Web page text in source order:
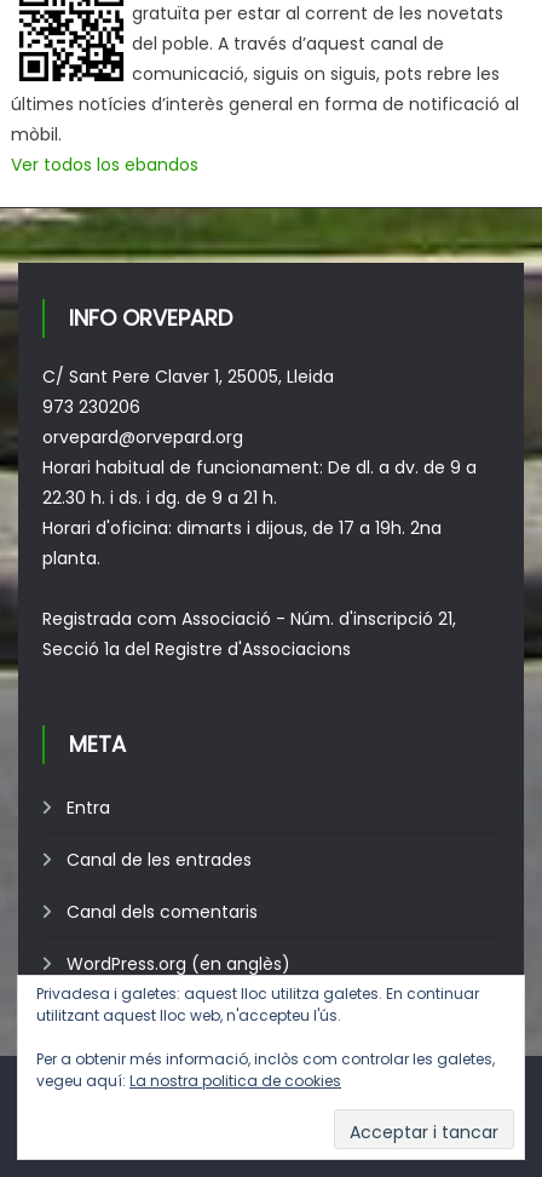
gratuïta per estar al corrent de les novetats
del poble. A través d’aquest canal de
comunicació, siguis on siguis, pots rebre les
últimes notícies d’interès general en forma de notificació al
mòbil.
Ver todos los ebandos
INFO ORVEPARD
C/ Sant Pere Claver 1, 25005, Lleida
973 230206
orvepard@orvepard.org
Horari habitual de funcionament: De dl. a dv. de 9 a
22.30 h. i ds. i dg. de 9 a 21 h.
Horari d'oficina: dimarts i dijous, de 17 a 19h. 2na
planta.
Registrada com Associació - Núm. d'inscripció 21,
Secció 1a del Registre d'Associacions
META
Entra
Canal de les entrades
Canal dels comentaris
WordPress.org (en anglès)
Avís legal, polítiques deprivadesa
Subscriu-me
Privadesa i galetes: aquest lloc utilitza galetes. En continuar
utilitzant aquest lloc web, n'accepteu l'ús.
Per a obtenir més informació, inclòs com controlar les galetes,
vegeu aquí: La nostra politica de cookies